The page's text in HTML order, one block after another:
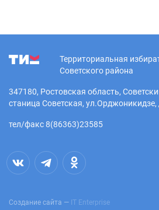
Территориальная
Советского района
347180, Ростовская область,
станица Советская, ул.Орджоникидзе,
тел/факс 8(86363)23585
Создание сайта — IT Enterprise